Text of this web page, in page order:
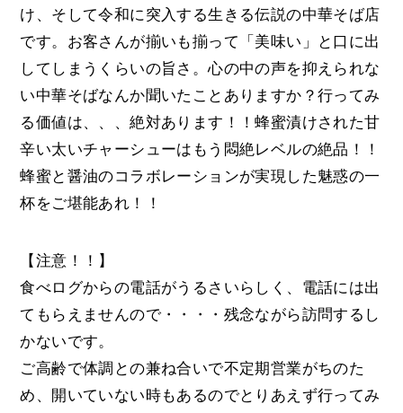
け、そして令和に突入する生きる伝説の中華そば店
です。お客さんが揃いも揃って「美味い」と口に出
してしまうくらいの旨さ。心の中の声を抑えられな
い中華そばなんか聞いたことありますか？行ってみ
る価値は、、、絶対あります！！蜂蜜漬けされた甘
辛い太いチャーシューはもう悶絶レベルの絶品！！
蜂蜜と醤油のコラボレーションが実現した魅惑の一
杯をご堪能あれ！！
【注意！！】
食べログからの電話がうるさいらしく、電話には出
てもらえませんので・・・・残念ながら訪問するし
かないです。
ご高齢で体調との兼ね合いで不定期営業がちのた
め、開いていない時もあるのでとりあえず行ってみ